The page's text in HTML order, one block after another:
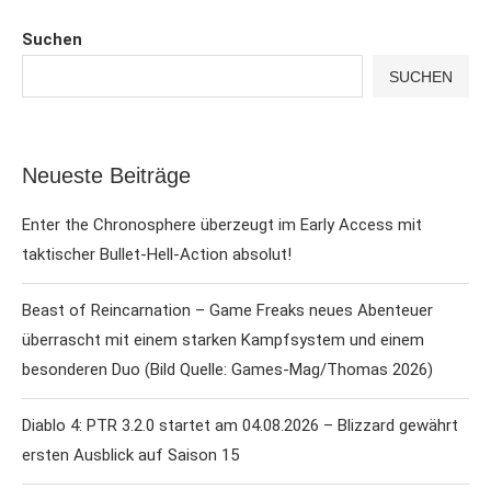
Suchen
SUCHEN
Neueste Beiträge
Enter the Chronosphere überzeugt im Early Access mit
taktischer Bullet-Hell-Action absolut!
Beast of Reincarnation – Game Freaks neues Abenteuer
überrascht mit einem starken Kampfsystem und einem
besonderen Duo (Bild Quelle: Games-Mag/Thomas 2026)
Diablo 4: PTR 3.2.0 startet am 04.08.2026 – Blizzard gewährt
ersten Ausblick auf Saison 15